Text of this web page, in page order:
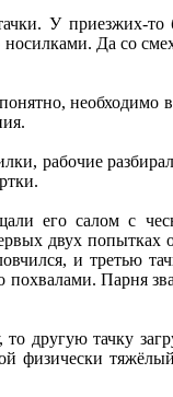
У приезжих-
Да со
необходимо в
рабочие
его салом с
двух
и третью
Парня
другую тачку
физически